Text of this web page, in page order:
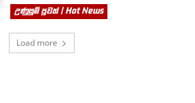
උණුසුම් පුවත් | Hot News
Load more